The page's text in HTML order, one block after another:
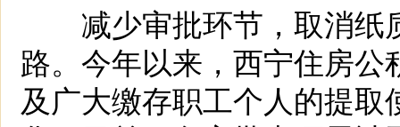
减少审批环节，取消纸
路。今年以来，西宁住房公
及广大缴存职工个人的提